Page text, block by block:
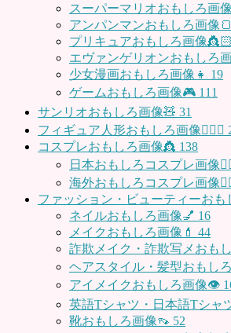
スーパーマリオおもしろ画
アンパンマンおもしろ画像🍞
プリキュアおもしろ画像👸🏻
エヴァンゲリオンおもしろ
少女漫画おもしろ画像👧 19
ゲームおもしろ画像🎮 111
サンリオおもしろ画像🧸 31
フィギュア人形おもしろ画像🧍🏼‍♂️
コスプレおもしろ画像👸 138
日本おもしろコスプレ画像
海外おもしろコスプレ画像
ファッション・ビューティーおも
ネイルおもしろ画像💅 16
メイクおもしろ画像💄 44
詐欺メイク・詐欺写メおも
ヘアスタイル・髪型おもし
アイメイクおもしろ画像👁
英語Tシャツ・日本語Tシャ
靴おもしろ画像👡 52